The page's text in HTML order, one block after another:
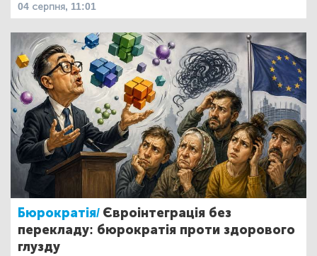
04 серпня, 11:01
Бюрократія/ Євроінтеграція без
перекладу: бюрократія проти здорового
глузду